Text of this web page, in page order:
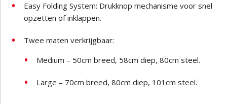
Easy Folding System: Drukknop mechanisme voor snel
opzetten of inklappen.
Twee maten verkrijgbaar:
Medium – 50cm breed, 58cm diep, 80cm steel.
Large – 70cm breed, 80cm diep, 101cm steel.